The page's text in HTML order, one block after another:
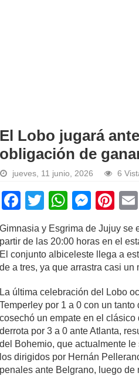
El Lobo jugará
obligación de
jueves, 11 junio, 2026 6
F
c
e
b
o
o
k
T
wi
tt
er
W
h
at
s
A
p
p
M
e
ss
e
n
g
er
Pi
er
e
st
Gimnasia y Esgrima de Jujuy se
partir de las 20:00 horas en el
El conjunto albiceleste llega a
de a tres, ya que arrastra casi
La última celebración del Lobo
Temperley por 1 a 0 con un
cosechó un empate en el clásico
derrota por 3 a 0 ante Atlanta,
del Bohemio, que actualmente
los dirigidos por Hernán
penales ante Belgrano, luego